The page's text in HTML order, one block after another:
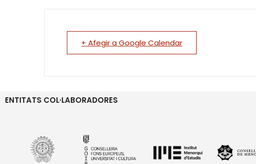
+ Afegir a Google Calendar
ENTITATS COL·LABORADORES